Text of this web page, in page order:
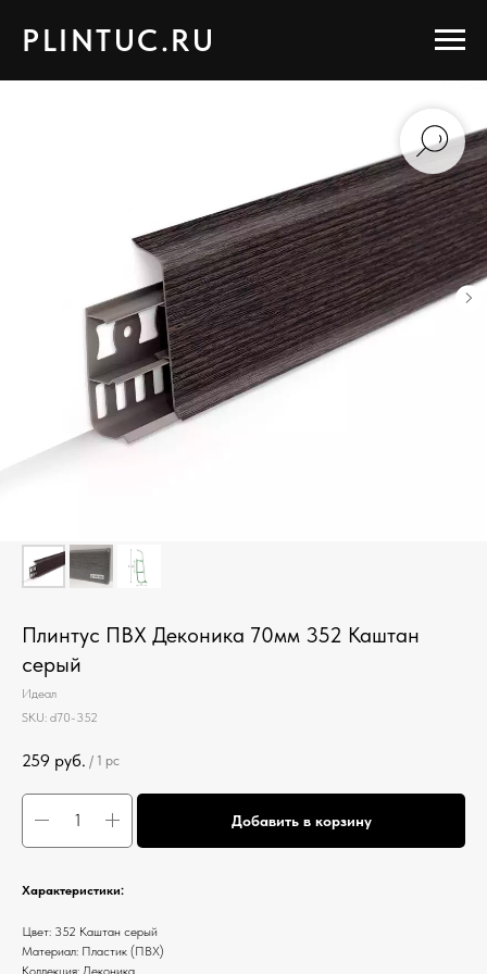
PLINTUC.RU
Плинтус ПВХ Деконика 70мм 352 Каштан
серый
Идеал
SKU: d70-352
259 руб. / 1 pc
Добавить в корзину
Характеристики:
Цвет: 352 Каштан серый
Материал: Пластик (ПВХ)
Коллекция: Деконика